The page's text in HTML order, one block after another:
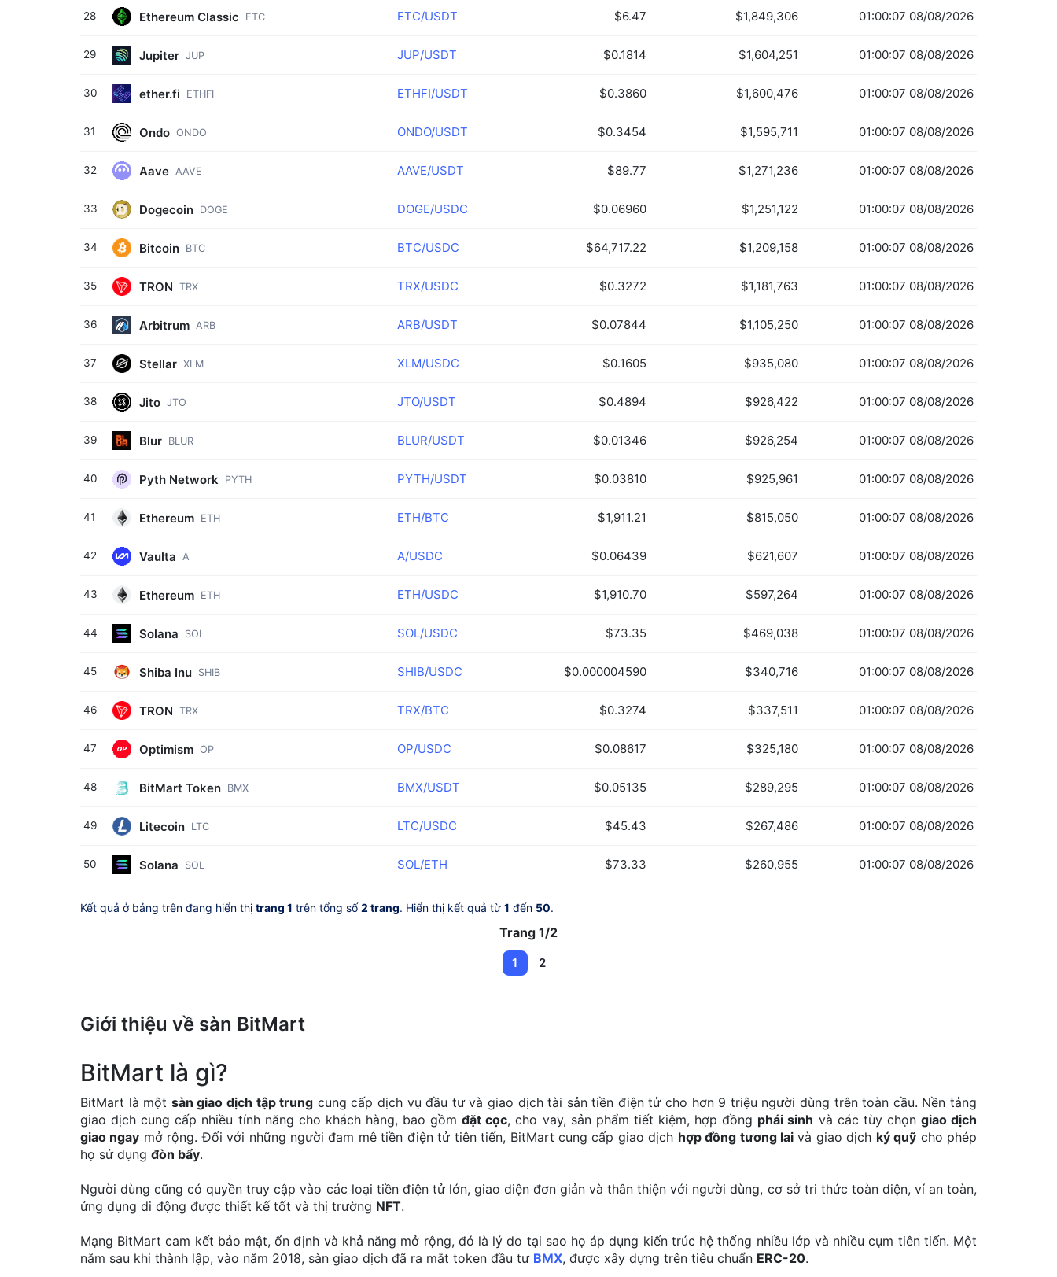
28 Ethereum Classic ETC ETC/USDT $6.47 $1,849,306 01:00:07 08/08/2026
29 Jupiter JUP JUP/USDT $0.1814 $1,604,251 01:00:07 08/08/2026
30 ether.fi ETHFI ETHFI/USDT $0.3860 $1,600,476 01:00:07 08/08/2026
31 Ondo ONDO ONDO/USDT $0.3454 $1,595,711 01:00:07 08/08/2026
32 Aave AAVE AAVE/USDT $89.77 $1,271,236 01:00:07 08/08/2026
33 Dogecoin DOGE DOGE/USDC $0.06960 $1,251,122 01:00:07 08/08/2026
34 Bitcoin BTC BTC/USDC $64,717.22 $1,209,158 01:00:07 08/08/2026
35 TRON TRX TRX/USDC $0.3272 $1,181,763 01:00:07 08/08/2026
36 Arbitrum ARB ARB/USDT $0.07844 $1,105,250 01:00:07 08/08/2026
37 Stellar XLM XLM/USDC $0.1605 $935,080 01:00:07 08/08/2026
38 Jito JTO JTO/USDT $0.4894 $926,422 01:00:07 08/08/2026
39 Blur BLUR BLUR/USDT $0.01346 $926,254 01:00:07 08/08/2026
40 Pyth Network PYTH PYTH/USDT $0.03810 $925,961 01:00:07 08/08/2026
41 Ethereum ETH ETH/BTC $1,911.21 $815,050 01:00:07 08/08/2026
42 Vaulta A A/USDC $0.06439 $621,607 01:00:07 08/08/2026
43 Ethereum ETH ETH/USDC $1,910.70 $597,264 01:00:07 08/08/2026
44 Solana SOL SOL/USDC $73.35 $469,038 01:00:07 08/08/2026
45 Shiba Inu SHIB SHIB/USDC $0.000004590 $340,716 01:00:07 08/08/2026
46 TRON TRX TRX/BTC $0.3274 $337,511 01:00:07 08/08/2026
47 Optimism OP OP/USDC $0.08617 $325,180 01:00:07 08/08/2026
48 BitMart Token BMX BMX/USDT $0.05135 $289,295 01:00:07 08/08/2026
49 Litecoin LTC LTC/USDC $45.43 $267,486 01:00:07 08/08/2026
50 Solana SOL SOL/ETH $73.33 $260,955 01:00:07 08/08/2026
Kết quả ở bảng trên đang hiển thị trang 1 trên tổng số2 trang. Hiển thị kết quả từ 1 đến 50.
Trang 1/2
1 2
Giới thiệu về sàn BitMart
BitMart là gì?
BitMart là một sàn giao dịch tập trung cung cấp dịch vụ đầu tư và giao dịch tài sản tiền điện tử cho hơn 9 triệu người dùng trên toàn cầu. Nền tảng
giao dịch cung cấp nhiều tính năng cho khách hàng, bao gồmđặt cọc, cho vay, sản phẩm tiết kiệm, hợp đồng phái sinh và các tùy chọn giao dịch
giao ngay mở rộng. Đối với những người đam mê tiền điện tử tiên tiến, BitMart cung cấp giao dịch hợp đồng tương laivà giao dịch ký quỹ cho phép
họ sử dụng đòn bẩy.
Người dùng cũng có quyền truy cập vào các loại tiền điện tử lớn, giao diện đơn giản và thân thiện với người dùng, cơ sở tri thức toàn diện, ví an toàn,
ứng dụng di động được thiết kế tốt và thị trường NFT.
Mạng BitMart cam kết bảo mật, ổn định và khả năng mở rộng, đó là lý do tại sao họ áp dụng kiến trúc hệ thống nhiều lớp và nhiều cụm tiên tiến. Một
năm sau khi thành lập, vào năm 2018, sàn giao dịch đã ra mắt token đầu tư BMX, được xây dựng trên tiêu chuẩn ERC-20.